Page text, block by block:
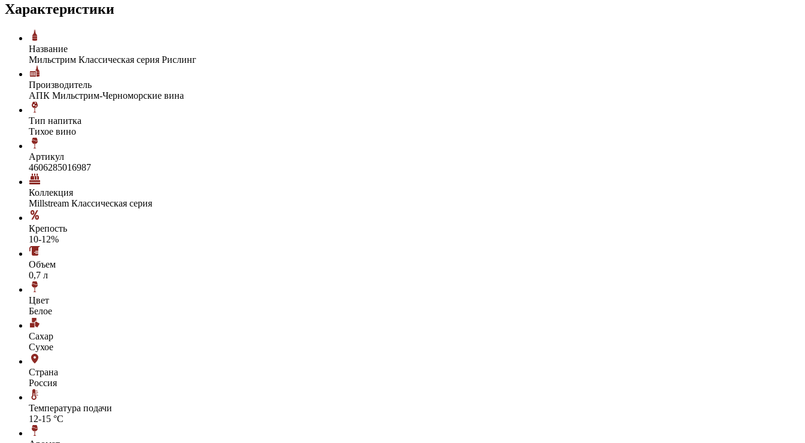
Характеристики
Название
Мильстрим Классическая серия Рислинг
Производитель
АПК Мильстрим-Черноморские вина
Тип напитка
Тихое вино
Артикул
4606285016987
Коллекция
Millstream Классическая серия
Крепость
10-12%
Объем
0,7 л
Цвет
Белое
Сахар
Сухое
Страна
Россия
Температура подачи
12-15 °С